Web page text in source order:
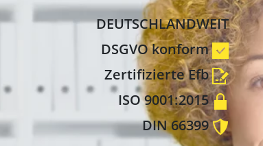
DEUTSCHLANDWEIT
DSGVO konform
Zertifizierte Efb
ISO 9001:2015
DIN 66399